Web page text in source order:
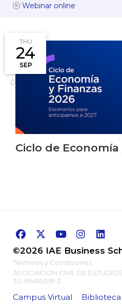
Webinar online
THU
24
SEP
08:30
Ciclo de
©2026 IAE Business
Términos y Condiciones
ASOCIACION CIVIL DE
30-59495091-3
Campus Virtual Biblioteca